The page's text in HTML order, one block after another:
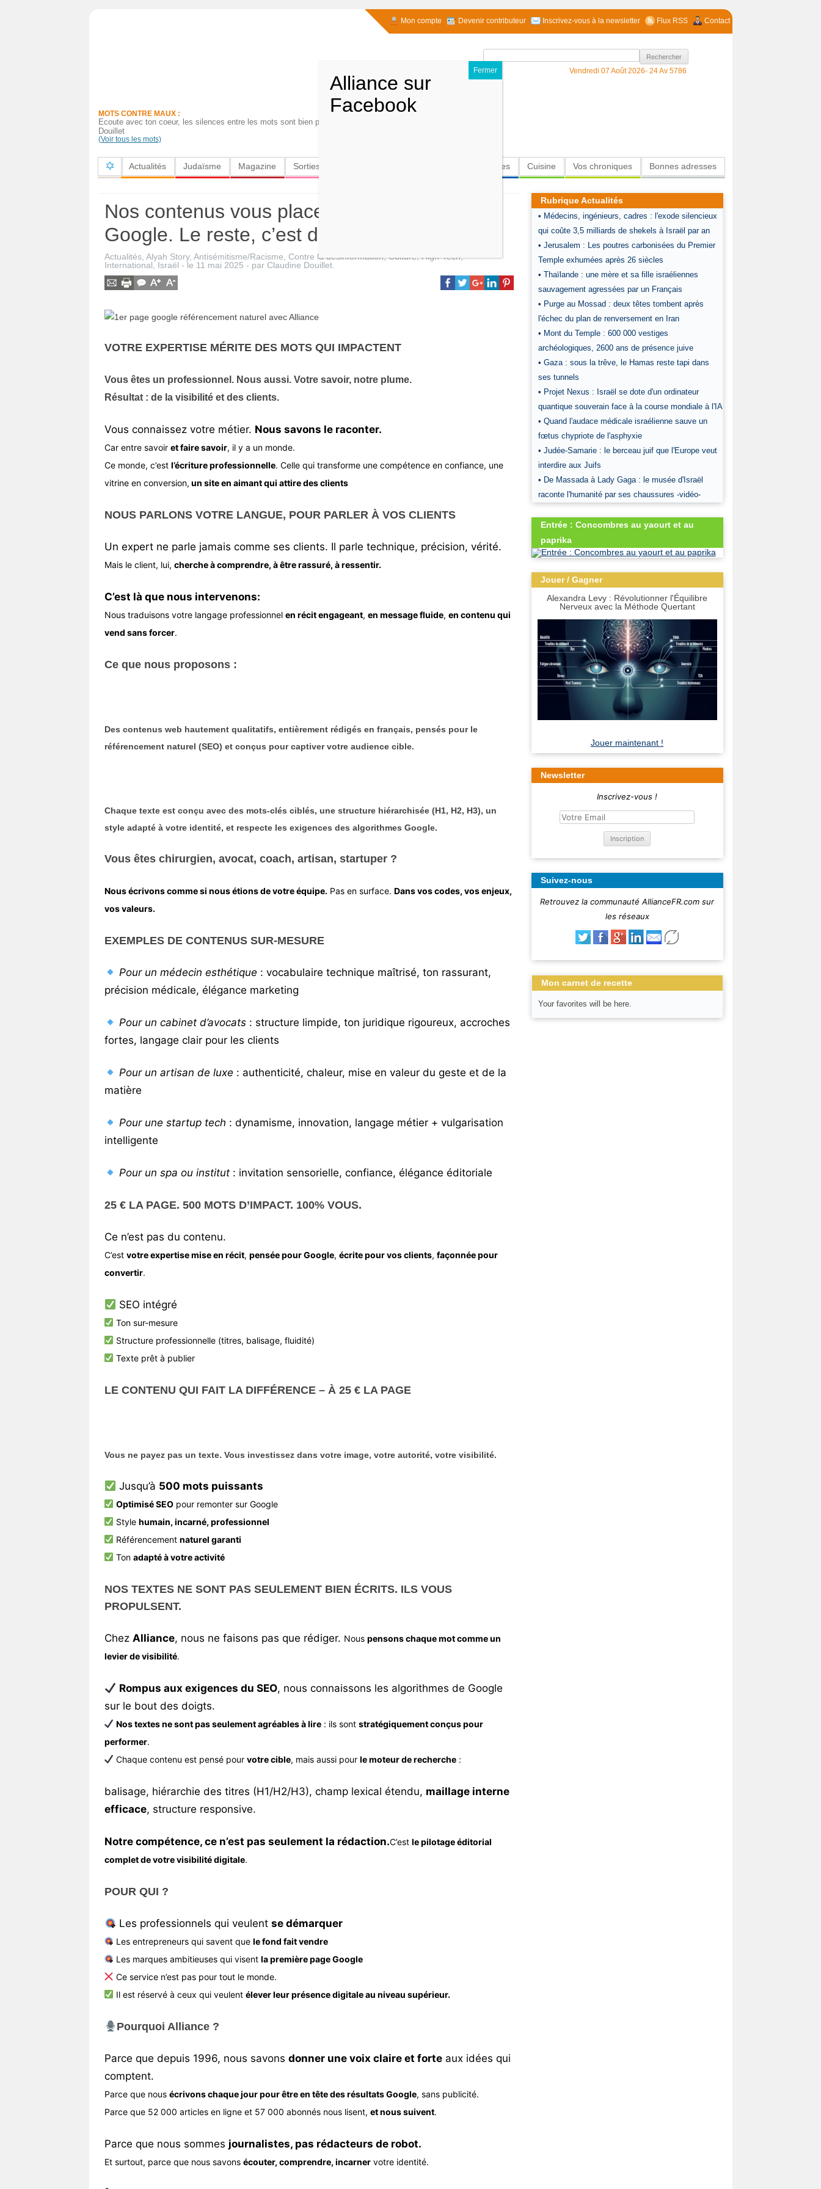
Mon compte Devenir contributeur Inscrivez-vous à la newsletter Flux RSS Contact
MOTS CONTRE MAUX :
Ecoute avec ton coeur, les silences entre les mots sont bien plus importants que les mots.. Claudine
Douillet
(Voir tous les mots)
Rechercher :
Vendredi 07 Août 2026- 24 Av 5786
Actualités Judaïsme Magazine Sorties Insolites Cuisine Vos chroniques Bonnes adresses
Nos contenus vous placent en haut de
Google. Le reste, c’est du décor
Actualités, Alyah Story, Antisémitisme/Racisme Contre la désinformation,Culture,High-Tech,
International
Israël - le 11 mai 2025 - par Claudine Douillet.
VOTRE EXPERTISE MÉRITE DES MOTS QUI IMPACTENT
Vous êtes un professionnel. Nous aussi. Votre savoir, notre plume.
Résultat : de la visibilité et des clients.
Vous connaissez votre métier. Nous savons le raconter.
Car entre savoir et faire savoir, il y a un monde.
Ce monde, c’est l’écriture professionnelle. Celle qui transforme une compétence en confiance, une
vitrine en conversion, un site en aimant qui attire des clients
NOUS PARLONS VOTRE LANGUE, POUR PARLER À VOS CLIENTS
Un expert ne parle jamais comme ses clients. Il parle technique, précision, vérité.
Mais le client, lui, cherche à comprendre, à être rassuré, à ressentir.
C’est là que nous intervenons:
Nous traduisons votre langage professionnel en récit engageant, en message fluide, en contenu qui
vend sans forcer.
Ce que nous proposons :
Des contenus web hautement qualitatifs, entièrement rédigés en français, pensés pour le
référencement naturel (SEO) et conçus pour captivervotre audience cible.
Chaque texte est conçu avec des mots-clés ciblés, une structure hiérarchisée (H1, H2, H3), un
style adapté à votre identité, et respecte les exigences des algorithmes Google.
Vous êtes chirurgien, avocat, coach, artisan, startuper ?
Nous écrivons comme si nous étions de votre équipe.Pas en surface. Dans vos codes, vos enjeux,
vos valeurs.
EXEMPLES DE CONTENUS SUR-MESURE
Pour un médecin esthétique : vocabulaire technique maîtrisé, ton rassurant,
précision médicale, élégance marketing
Pour un cabinet d’avocats: structure limpide, ton juridique rigoureux, accroches
fortes, langage clair pour les clients
Pour un artisan de luxe : authenticité, chaleur, mise en valeur du geste et de la
matière
Pour une startup tech : dynamisme, innovation, langage métier + vulgarisation
intelligente
Pour un spa ou institut: invitation sensorielle, confiance, élégance éditoriale
25 € LA PAGE. 500 MOTS D’IMPACT. 100% VOUS.
Ce n’est pas du contenu.
C’est votre expertise mise en récit, pensée pour Google, écrite pour vos clients, façonnée pour
convertir.
SEO intégré
Ton sur-mesure
Structure professionnelle (titres, balisage, fluidité)
Texte prêt à publier
LE CONTENU QUI FAIT LA DIFFÉRENCE – À 25 € LA PAGE
Vous ne payez pas un texte. Vous investissez dans votre image, votre autorité, votre visibilité.
Jusqu’à 500 mots puissants
Optimisé SEO pour remonter sur Google
Stylehumain, incarné, professionnel
Référencementnaturel garanti
Tonadapté à votre activité
NOS TEXTES NE SONT PAS SEULEMENT BIEN ÉCRITS. ILS VOUS
PROPULSENT.
Chez Alliance, nous ne faisons pas que rédiger. Nous pensons chaque mot comme un
levier de visibilité.
Rompus aux exigences du SEO, nous connaissons les algorithmes de Google
sur le bout des doigts.
Nos textes ne sont pas seulement agréables à lire : ils sontstratégiquement conçus pour
performer.
Chaque contenu est pensé pourvotre cible, mais aussi pourle moteur de recherche :
balisage, hiérarchie des titres (H1/H2/H3), champ lexical étendu, maillage interne
efficace, structure responsive.
Notre compétence, ce n’est pas seulement la rédaction.C’est le pilotage éditorial
complet de votre visibilité digitale.
POUR QUI ?
Les professionnels qui veulent se démarquer
Les entrepreneurs qui savent quele fond fait vendre
Les marques ambitieuses qui visentla première page Google
Ce service n’est pas pour tout le monde.
Il est réservé à ceux qui veulentélever leur présence digitale au niveau supérieur.
Pourquoi Alliance ?
Parce que depuis 1996, nous savons donner une voix claire et forteaux idées qui
comptent.
Parce que nous écrivons chaque jour pour être en tête des résultats Google, sans publicité.
Parce que 52 000 articles en ligne et 57 000 abonnés nous lisent, et nous suivent.
Parce que nous sommes journalistes, pas rédacteurs de robot.
Et surtout, parce que nous savons écouter, comprendre, incarnervotre identité.
Rubrique Actualités
• Médecins, ingénieurs, cadres : l'exode silencieux
qui coûte 3,5 milliards de shekels à Israël par an
• Jerusalem : Les poutres carbonisées du Premier
Temple exhumées après 26 siècles
• Thaïlande : une mère et sa fille israéliennes
sauvagement agressées par un Français
• Purge au Mossad : deux têtes tombent après
l'échec du plan de renversement en Iran
• Mont du Temple : 600 000 vestiges
archéologiques, 2600 ans de présence juive
• Gaza : sous la trêve, le Hamas reste tapi dans
ses tunnels
• Projet Nexus : Israël se dote d'un ordinateur
quantique souverain face à la course mondiale à l'IA
• Quand l'audace médicale israélienne sauve un
fœtus chypriote de l'asphyxie
• Judée-Samarie : le berceau juif que l'Europe veut
interdire aux Juifs
• De Massada à Lady Gaga : le musée d'Israël
raconte l'humanité par ses chaussures -vidéo-
Entrée : Concombres au yaourt et au
paprika
Jouer / Gagner
Alexandra Levy : Révolutionner l'Équilibre
Nerveux avec la Méthode Quertant
Jouer maintenant !
Newsletter
Inscrivez-vous !
Suivez-nous
Retrouvez la communauté AllianceFR.com sur
les réseaux
Mon carnet de recette
Your favorites will be here.